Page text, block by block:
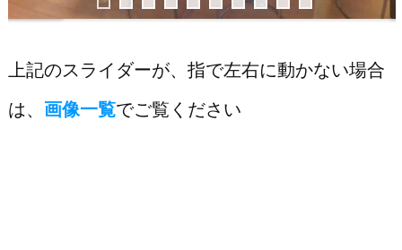
0
上記のスライダーが、指で左右に動かない場合
は、 画像一覧でご覧ください